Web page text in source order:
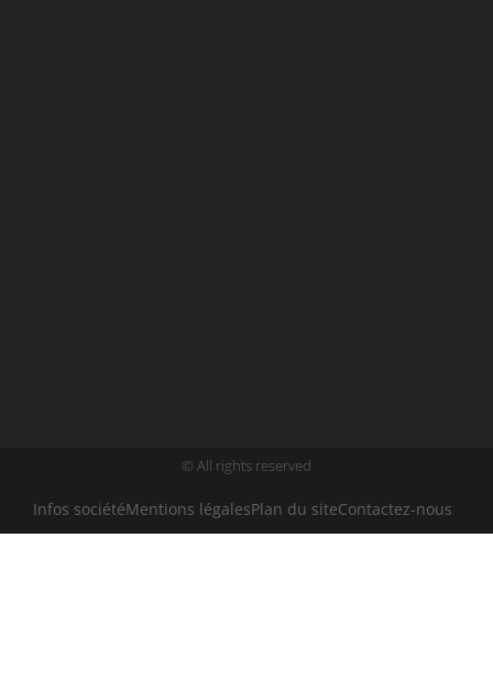
© All rights reserved
Infos sociétéMentions légalesPlan du siteContactez-nous